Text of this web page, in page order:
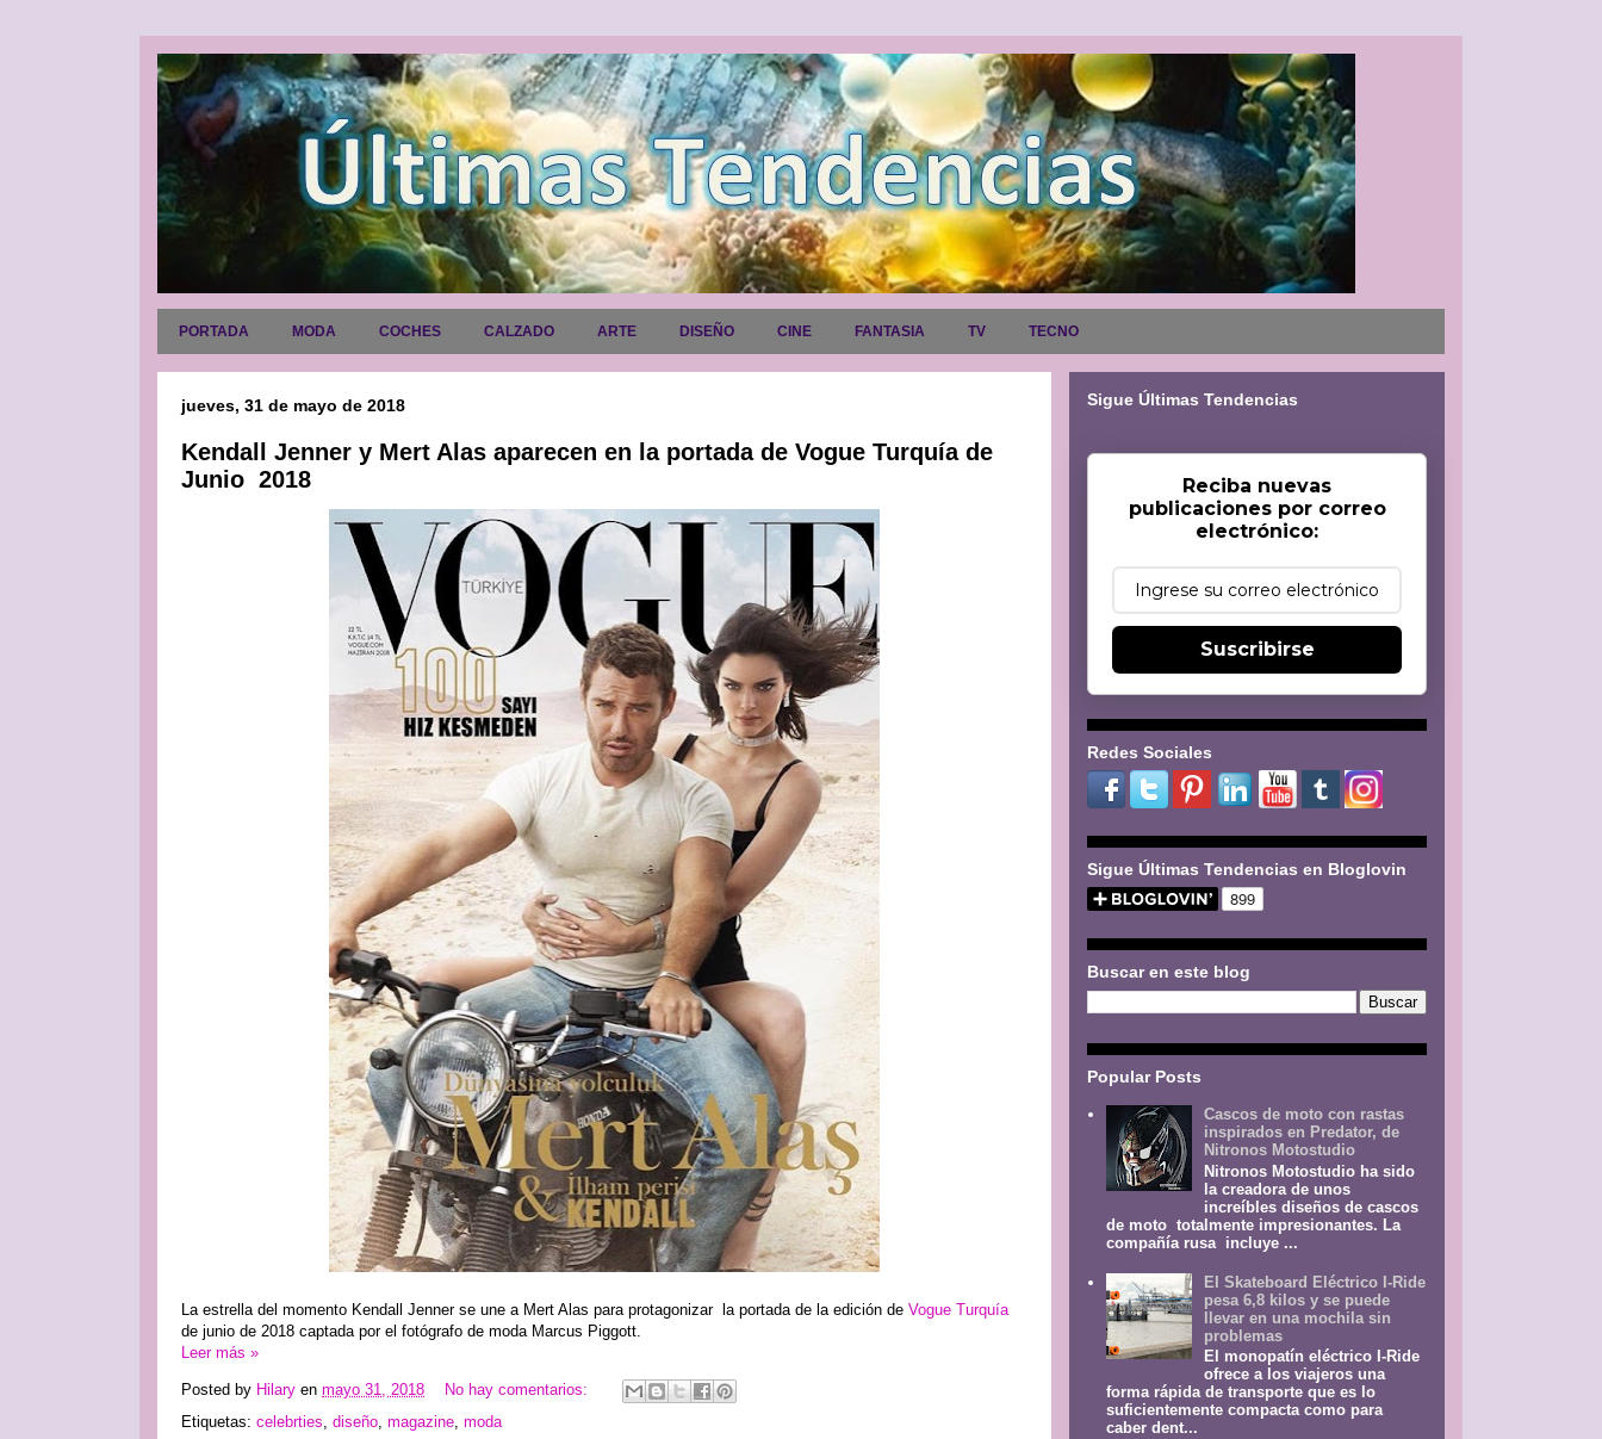
PORTADA MODA COCHES CALZADO ARTE DISEÑO CINE FANTASIA TV TECNO
jueves, 31 de mayo de 2018
Kendall Jenner y Mert Alas aparecen en la portada de Vogue Turquía de
Junio ​​ 2018
La estrella del momento Kendall Jenner se une a Mert Alas para protagonizar la portada de la edición de Vogue Turquía
de junio de 2018 captada por el fotógrafo de moda Marcus Piggott.
Leer más »
Posted by Hilary en mayo 31, 2018
No hay comentarios:
Etiquetas: celebrties, diseño, magazine, moda
Sigue Últimas Tendencias
Reciba nuevas
publicaciones por correo
electrónico:
Suscribirse
Redes Sociales
Sigue Últimas Tendencias en Bloglovin
Buscar en este blog
Popular Posts
Cascos de moto con rastas
inspirados en Predator, de
Nitronos Motostudio
Nitronos Motostudio ha sido
la creadora de unos
increíbles diseños de cascos
de moto totalmente impresionantes. La
compañía rusa incluye ...
El Skateboard Eléctrico I-Ride
pesa 6,8 kilos y se puede
llevar en una mochila sin
problemas
El monopatín eléctrico I-Ride
ofrece a los viajeros una
forma rápida de transporte que es lo
suficientemente compacta como para
caber dent...